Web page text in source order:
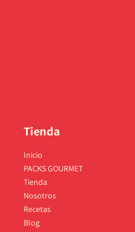
Tienda
Inicio
PACKS GOURMET
Tienda
Nosotros
Recetas
Blog